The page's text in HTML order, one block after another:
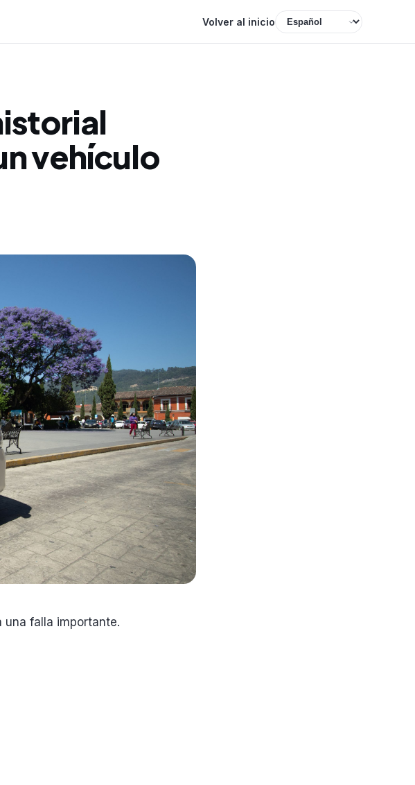
Volver al inicio
vehículo
una falla importante.